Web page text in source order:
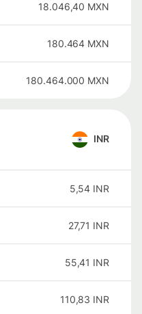
18.046,40 MXN
180.464 MXN
180.464.000 MXN
INR
5,54 INR
27,71 INR
55,41 INR
110,83 INR